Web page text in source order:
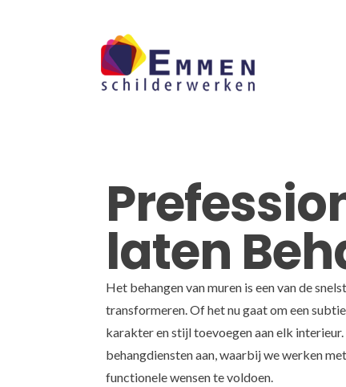
laten
Het behangen van muren is een van de
transformeren. Of het nu gaat om een
karakter en stijl toevoegen aan elk
behangdiensten aan, waarbij we werken
functionele wensen te voldoen.